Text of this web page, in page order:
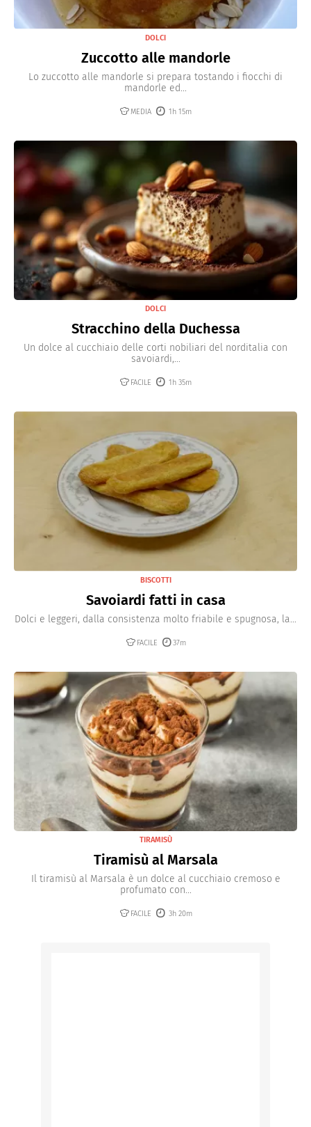
DOLCI
Zuccotto alle mandorle
Lo zuccotto alle mandorle si prepara tostando i fiocchi di
mandorle ed...
MEDIA 1h 15m
DOLCI
Stracchino della Duchessa
Un dolce al cucchiaio delle corti nobiliari del norditalia con
savoiardi,...
FACILE 1h 35m
BISCOTTI
Savoiardi fatti in casa
Dolci e leggeri, dalla consistenza molto friabile e spugnosa, la...
FACILE 37m
TIRAMISÙ
Tiramisù al Marsala
Il tiramisù al Marsala è un dolce al cucchiaio cremoso e
profumato con...
FACILE 3h 20m